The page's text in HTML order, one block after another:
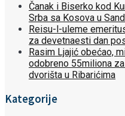
Čanak i Biserko kod
Srba sa Kosova u
Reisu-l-uleme
za devetnaesti dan
Rasim Ljajić obećao,
odobreno 55miliona
dvorišta u Ribarićima
Kategorije